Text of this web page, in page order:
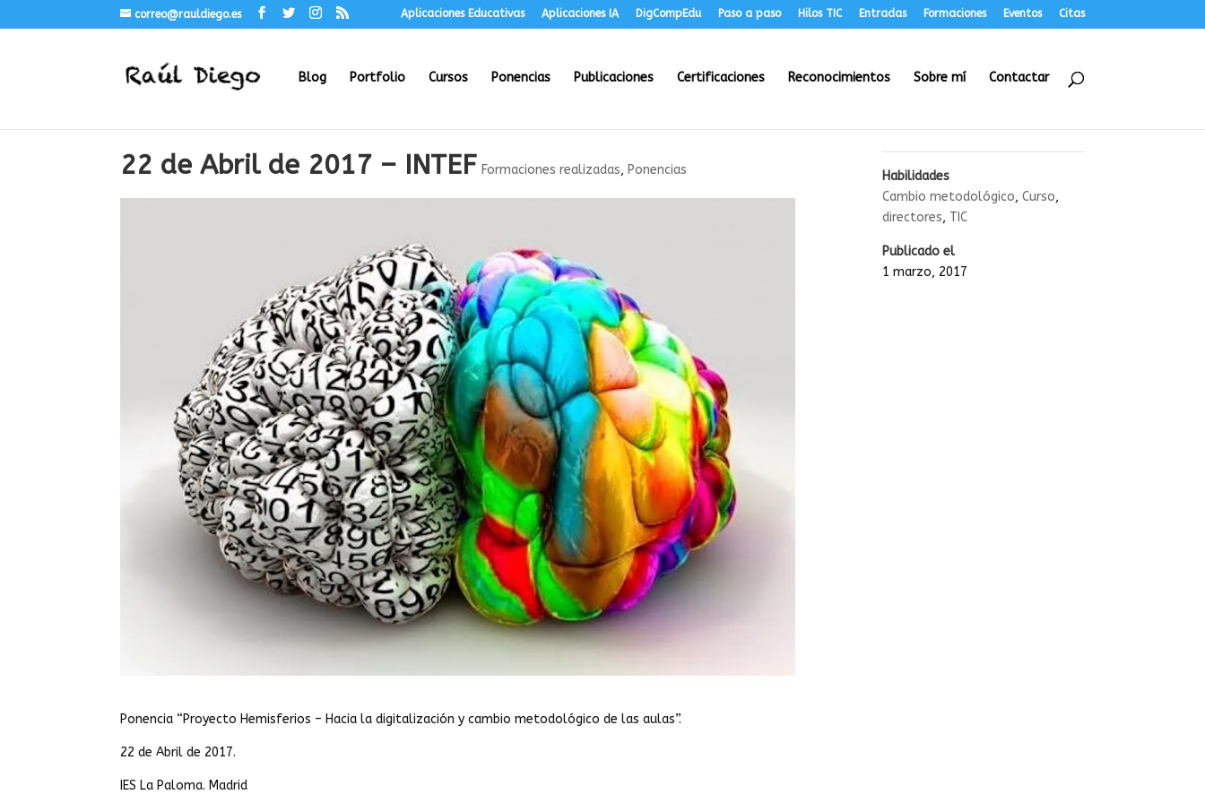
correo@rauldiego.es Aplicaciones Educativas Aplicaciones IA DigCompEdu Paso a paso Hilos TIC Entradas Formaciones Eventos Citas
Blog Portfolio Cursos Ponencias Publicaciones Certificaciones Reconocimientos Sobre mí Contactar
22 de Abril de 2017 – INTEF Formaciones realizadas, Ponencias
Ponencia “Proyecto Hemisferios – Hacia la digitalización y cambio metodológico de las aulas”.
22 de Abril de 2017.
IES La Paloma. Madrid
Habilidades
Cambio metodológico, Curso,
directores, TIC
Publicado el
1 marzo, 2017